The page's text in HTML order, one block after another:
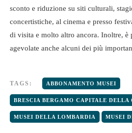
sconto e riduzione su siti culturali,
concertistiche, al cinema e presso
di visita e molto altro ancora. Inoltre, è
agevolate anche alcuni dei più
TAGS: ABBONAMENTO MUSEI
BRESCIA BERGAMO CAPITALE DELLA
MUSEI DELLA LOMBARDIA MUSEI